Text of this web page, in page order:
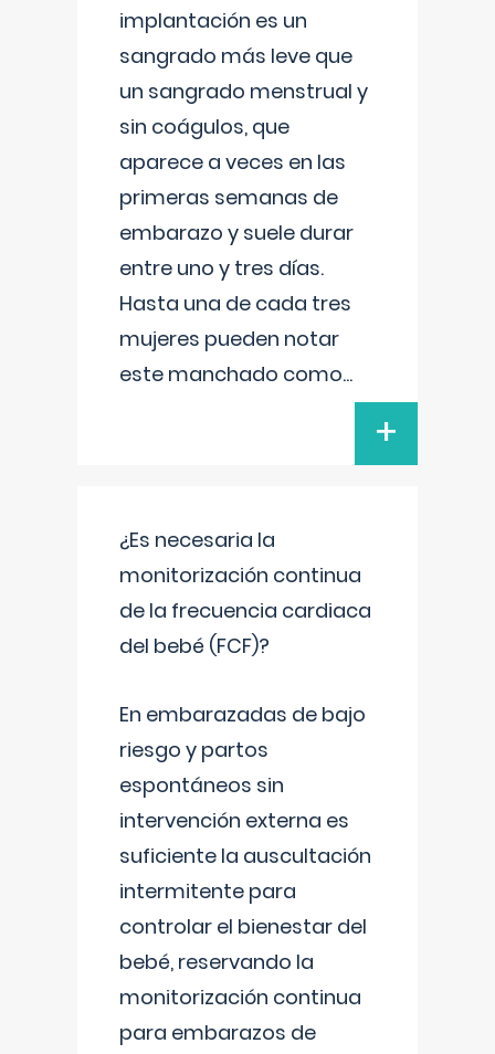
implantación es un
sangrado más leve que
un sangrado menstrual y
sin coágulos, que
aparece a veces en las
primeras semanas de
embarazo y suele durar
entre uno y tres días.
Hasta una de cada tres
mujeres pueden notar
este manchado como...
+
¿Es necesaria la
monitorización continua
de la frecuencia cardiaca
del bebé (FCF)?
En embarazadas de bajo
riesgo y partos
espontáneos sin
intervención externa es
suficiente la auscultación
intermitente para
controlar el bienestar del
bebé, reservando la
monitorización continua
para embarazos de